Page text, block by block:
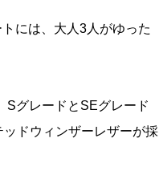
には、大人3人がゆった
SグレードとSEグレード
ドウィンザーレザーが採